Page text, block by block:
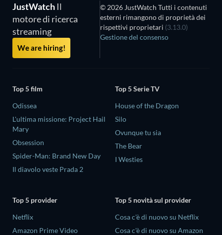
JustWatch Il
motore di ricerca
streaming
We are hiring!
© 2026 JustWatch Tutti i contenuti
esterni rimangono di proprietà dei
rispettivi proprietari (3.13.0)
Gestione del consenso
Top 5 film
Odissea
L'ultima missione: Project Hail
Mary
Obsession
Spider-Man: Brand New Day
Il diavolo veste Prada 2
Top 5 Serie TV
House of the Dragon
Silo
Ovunque tu sia
The Bear
I Westies
Top 5 provider
Netflix
Amazon Prime Video
Top 5 novità sul provider
Cosa c'è di nuovo su Netflix
Cosa c'è di nuovo su Amazon